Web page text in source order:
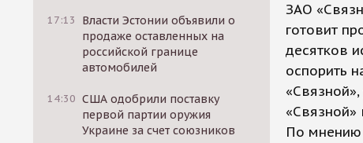
17:13
Власти Эстонии объявили о
продаже оставленных на
российской границе
автомобилей
14:30 США одобрили поставку
первой партии оружия
Украине за счет союзников
ЗАО
готовит
десятков
оспорить
«Связной»
По мнению